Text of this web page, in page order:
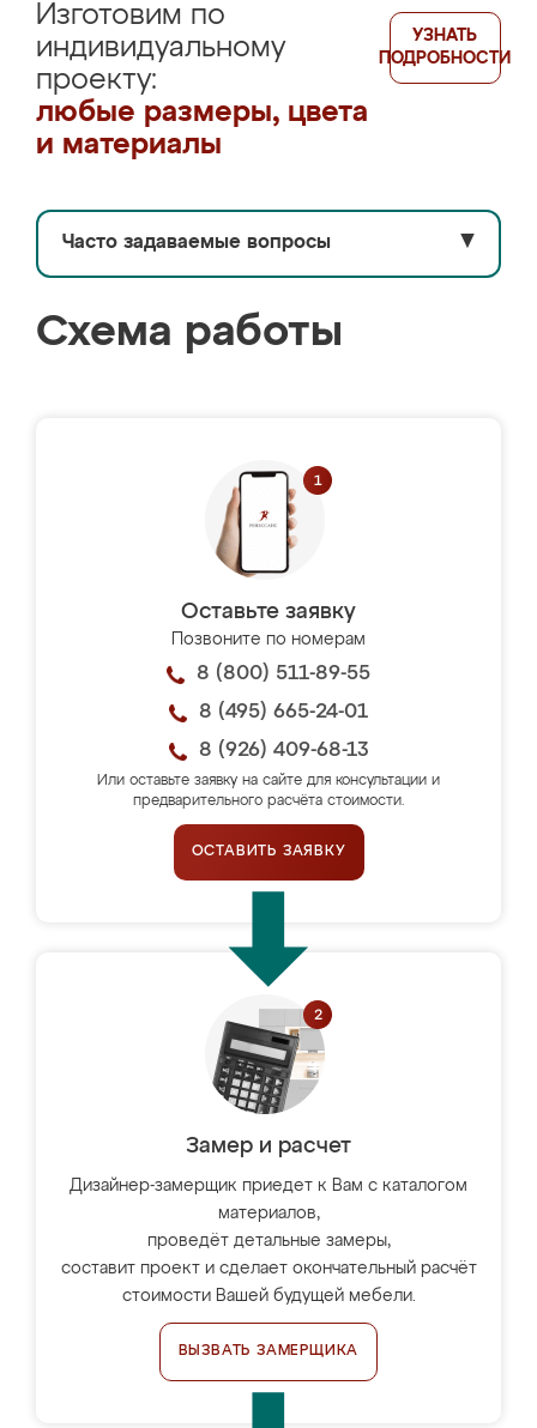
Изготовим по
индивидуальному
проекту:
любые размеры, цвета
и материалы
УЗНАТЬ
ПОДРОБНОСТИ
Часто задаваемые вопросы ▼
Схема работы
Оставьте заявку
Позвоните по номерам
8 (800) 511-89-55
8 (495) 665-24-01
8 (926) 409-68-13
Или оставьте заявку на сайте для консультации и
предварительного расчёта стоимости.
ОСТАВИТЬ ЗАЯВКУ
Замер и расчет
Дизайнер-замерщик приедет к Вам с каталогом
материалов,
проведёт детальные замеры,
составит проект и сделает окончательный расчёт
стоимости Вашей будущей мебели.
ВЫЗВАТЬ ЗАМЕРЩИКА